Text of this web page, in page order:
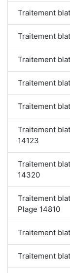
Traitement
Traitement
Traitement
Traitement
Traitement
Traitement
14123
Traitement
14320
Traitement
Plage 14810
Traitement
Traitement